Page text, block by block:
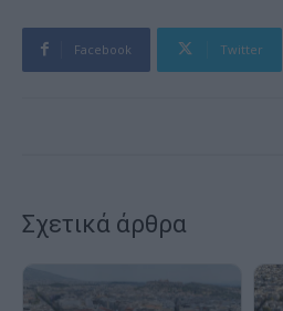
Facebook Twitter
Σχετικά άρθρα